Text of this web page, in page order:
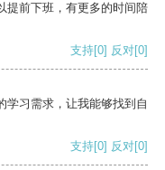
提前下班，有更多的时间陪
支持[0] 反对[0]
学习需求，让我能够找到自
支持[0] 反对[0]